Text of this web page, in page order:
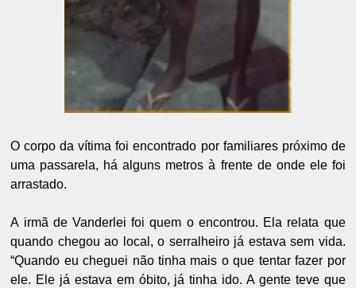
O corpo da vítima foi encontrado por familiares próximo de
uma passarela, há alguns metros à frente de onde ele foi
arrastado.
A irmã de Vanderlei foi quem o encontrou. Ela relata que
quando chegou ao local, o serralheiro já estava sem vida.
“Quando eu cheguei não tinha mais o que tentar fazer por
ele. Ele já estava em óbito, já tinha ido. A gente teve que